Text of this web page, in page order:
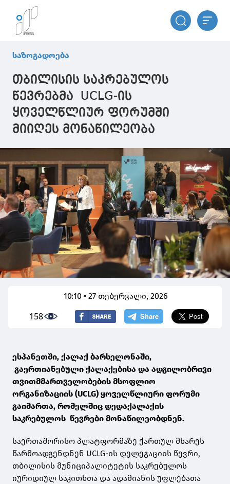
საზოგადოება
თბილისის საკრებულოს
წევრებმა UCLG-ის
ყოველწლიურ ფორუმში
მიიღეს მონაწილეობა
10:10 • 27 თებერვალი, 2026
158
ესპანეთში, ქალაქ ბარსელონაში,
გაერთიანებული ქალაქებისა და ადგილობრივი
თვითმმართველობების მსოფლიო
ორგანიზაციის (UCLG) ყოველწლიური ფორუმი
გაიმართა, რომელშიც დედაქალაქის
საკრებულოს წევრები მონაწილეობდნენ.
საერთაშორისო პლატფორმაზე ქართულ მხარეს
წარმოადგენდნენ UCLG-ის დელეგაციის წევრი,
თბილისის მუნიციპალიტეტის საკრებულოს
იურიდიულ საკითხთა და ადამიანის უფლებათა